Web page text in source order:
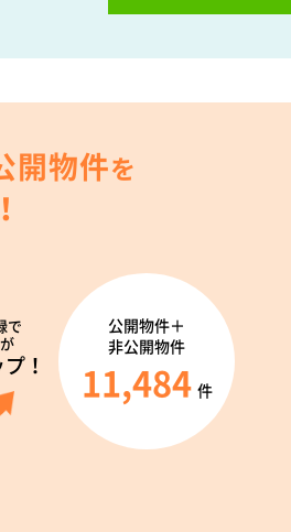
開物件を
で
！
公開物件＋
非公開物件
11,484 件